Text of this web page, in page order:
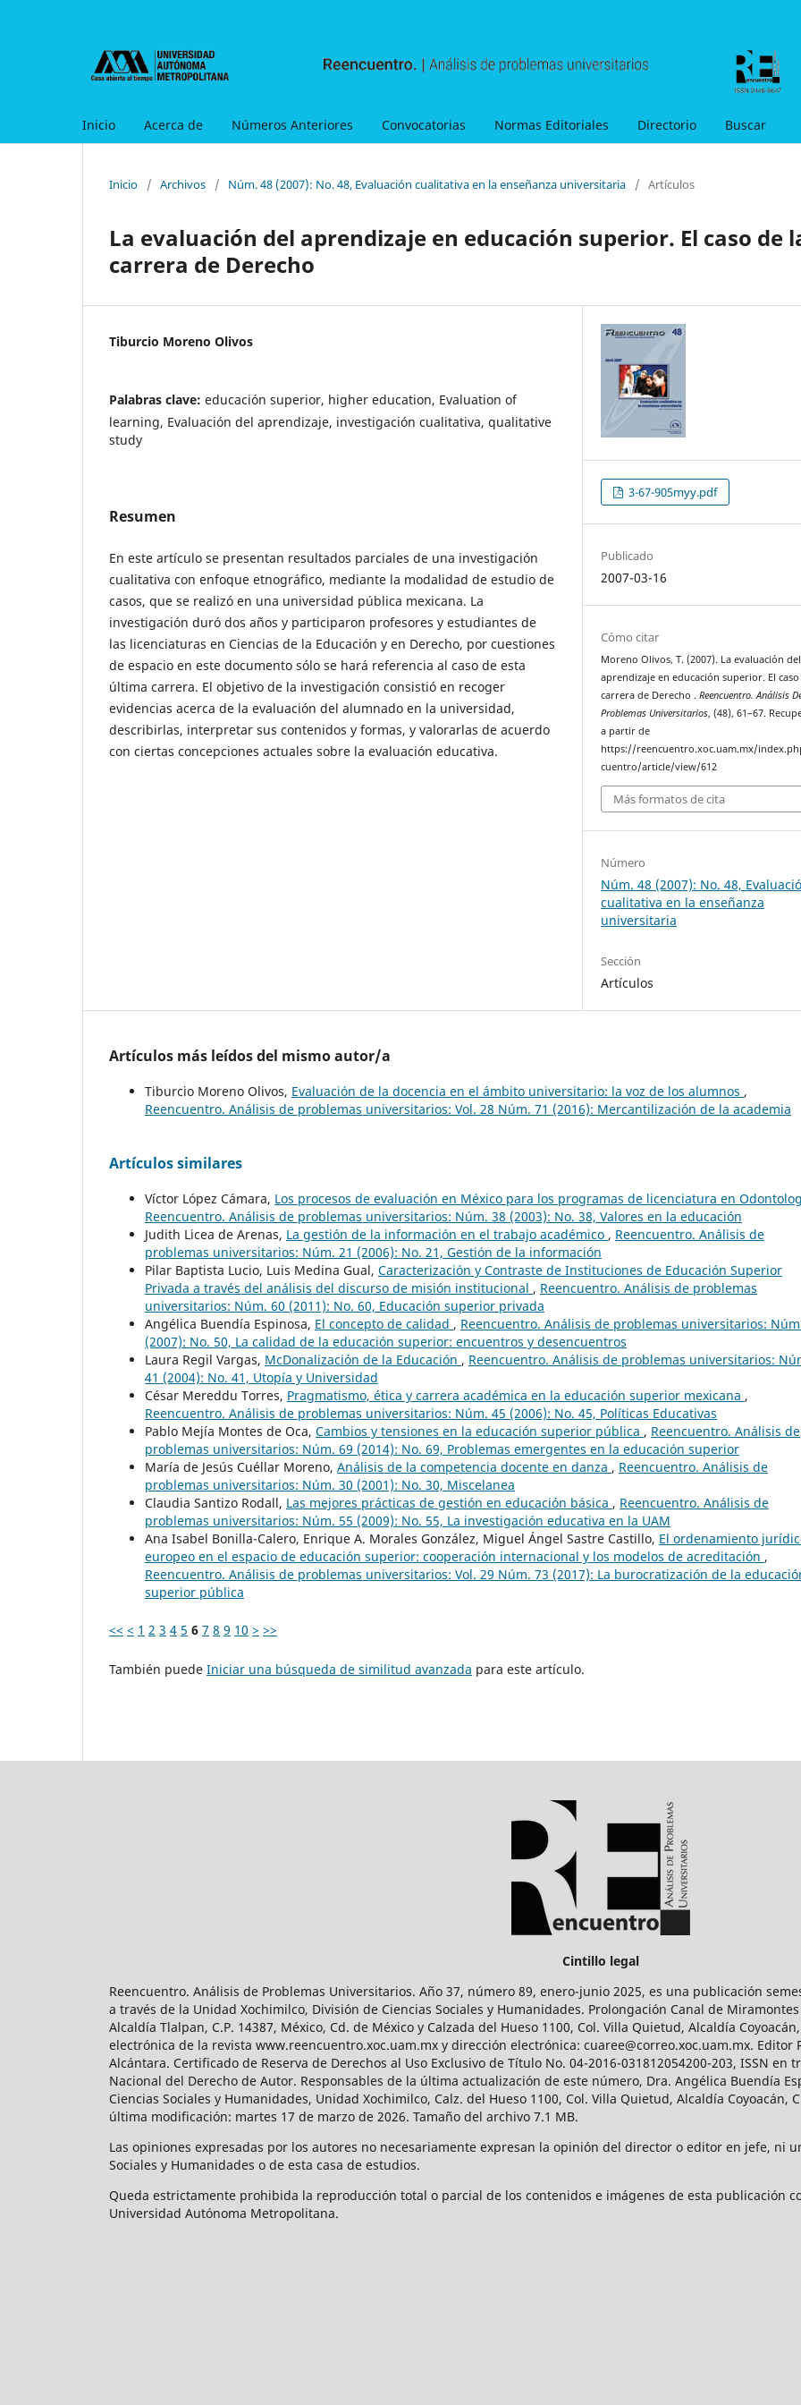
Inicio Acerca de Números Anteriores Convocatorias Normas Editoriales Directorio Buscar
Inicio / Archivos / Núm. 48 (2007): No. 48, Evaluación cualitativa en la enseñanza universitaria / Artículos
La evaluación del aprendizaje en educación superior. El caso de
carrera de Derecho
Tiburcio Moreno Olivos
Palabras clave: educación superior, higher education, Evaluation of
learning, Evaluación del aprendizaje, investigación cualitativa, qualitative
study
Resumen
En este artículo se presentan resultados parciales de una investigación
cualitativa con enfoque etnográfico, mediante la modalidad de estudio de
casos, que se realizó en una universidad pública mexicana. La
investigación duró dos años y participaron profesores y estudiantes de
las licenciaturas en Ciencias de la Educación y en Derecho, por cuestiones
de espacio en este documento sólo se hará referencia al caso de esta
última carrera. El objetivo de la investigación consistió en recoger
evidencias acerca de la evaluación del alumnado en la universidad,
describirlas, interpretar sus contenidos y formas, y valorarlas de acuerdo
con ciertas concepciones actuales sobre la evaluación educativa.
3-67-905myy.pdf
Publicado
2007-03-16
Cómo citar
Moreno Olivos, T. (2007). La evaluación del
aprendizaje en educación superior. El
carrera de Derecho .Reencuentro. Análisis
Problemas Universitarios, (48), 61–67.
a partir de
https://reencuentro.xoc.uam.mx/
cuentro/article/view/612
Más formatos de cita
Número
Núm. 48 (2007): No. 48,
cualitativa en la enseñanza
universitaria
Sección
Artículos
Artículos más leídos del mismo autor/a
Tiburcio Moreno Olivos, Evaluación de la docencia en el ámbito universitario: la voz de los alumnos ,
Reencuentro. Análisis de problemas universitarios: Vol. 28 Núm. 71 (2016): Mercantilización de la academia
Artículos similares
Víctor López Cámara, Los procesos de evaluación en México para los programas de licenciatura en
Reencuentro. Análisis de problemas universitarios: Núm. 38 (2003): No. 38, Valores en la educación
Judith Licea de Arenas, La gestión de la información en el trabajo académico , Reencuentro. Análisis de
problemas universitarios: Núm. 21 (2006): No. 21, Gestión de la información
Pilar Baptista Lucio, Luis Medina Gual, Caracterización y Contraste de Instituciones de Educación Superior
Privada a través del análisis del discurso de misión institucional , Reencuentro. Análisis de problemas
universitarios: Núm. 60 (2011): No. 60, Educación superior privada
Angélica Buendía Espinosa, El concepto de calidad , Reencuentro. Análisis de problemas universitarios:
(2007): No. 50, La calidad de la educación superior: encuentros y desencuentros
Laura Regil Vargas, McDonalización de la Educación , Reencuentro. Análisis de problemas universitarios:
41 (2004): No. 41, Utopía y Universidad
César Mereddu Torres, Pragmatismo, ética y carrera académica en la educación superior mexicana ,
Reencuentro. Análisis de problemas universitarios: Núm. 45 (2006): No. 45, Políticas Educativas
Pablo Mejía Montes de Oca, Cambios y tensiones en la educación superior pública , Reencuentro. Análisis de
problemas universitarios: Núm. 69 (2014): No. 69, Problemas emergentes en la educación superior
María de Jesús Cuéllar Moreno, Análisis de la competencia docente en danza , Reencuentro. Análisis de
problemas universitarios: Núm. 30 (2001): No. 30, Miscelanea
Claudia Santizo Rodall, Las mejores prácticas de gestión en educación básica , Reencuentro. Análisis de
problemas universitarios: Núm. 55 (2009): No. 55, La investigación educativa en la UAM
Ana Isabel Bonilla-Calero, Enrique A. Morales González, Miguel Ángel Sastre Castillo, El ordenamiento
europeo en el espacio de educación superior: cooperación internacional y los modelos de acreditación ,
Reencuentro. Análisis de problemas universitarios: Vol. 29 Núm. 73 (2017): La burocratización de la
superior pública
<< < 1 2 3 4 5 6 7 8 9 10 > >>
También puede Iniciar una búsqueda de similitud avanzada para este artículo.
Cintillo legal
Reencuentro. Análisis de Problemas Universitarios. Año 37, número 89, enero-junio 2025, es una publicación
a través de la Unidad Xochimilco, División de Ciencias Sociales y Humanidades. Prolongación Canal de Miramontes
Alcaldía Tlalpan, C.P. 14387, México, Cd. de México y Calzada del Hueso 1100, Col. Villa Quietud, Alcaldía
electrónica de la revista www.reencuentro.xoc.uam.mx y dirección electrónica: cuaree@correo.xoc.uam.mx. Editor
Alcántara. Certificado de Reserva de Derechos al Uso Exclusivo de Título No. 04-2016-031812054200-203, ISSN
Nacional del Derecho de Autor. Responsables de la última actualización de este número, Dra. Angélica Buendía
Ciencias Sociales y Humanidades, Unidad Xochimilco, Calz. del Hueso 1100, Col. Villa Quietud, Alcaldía Coyoacán,
última modificación: martes 17 de marzo de 2026. Tamaño del archivo 7.1 MB.
Las opiniones expresadas por los autores no necesariamente expresan la opinión del director o editor en jefe, ni
Sociales y Humanidades o de esta casa de estudios.
Queda estrictamente prohibida la reproducción total o parcial de los contenidos e imágenes de esta publicación
Universidad Autónoma Metropolitana.